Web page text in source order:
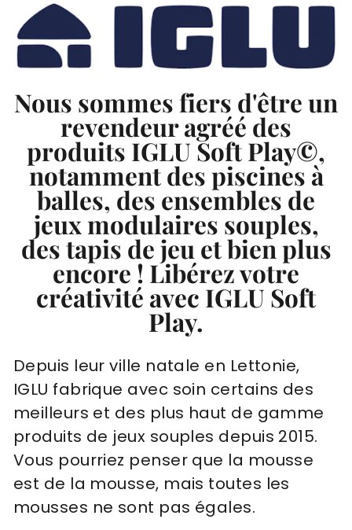
C
A
D
Nous sommes fiers d'être un
revendeur agréé des
produits IGLU Soft Play©,
notamment des piscines à
balles, des ensembles de
jeux modulaires souples,
des tapis de jeu et bien plus
encore ! Libérez votre
créativité avec IGLU Soft
Play.
Depuis leur ville natale en Lettonie,
IGLU fabrique avec soin certains des
meilleurs et des plus haut de gamme
produits de jeux souples depuis 2015.
Vous pourriez penser que la mousse
est de la mousse, mais toutes les
mousses ne sont pas égales.